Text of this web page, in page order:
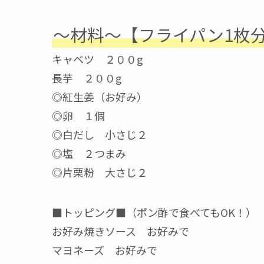
〜材料〜【フライパン1枚
キャベツ ２００g
長芋 ２００g
◎紅生姜（お好み）
◎卵 １個
◎白だし 小さじ２
◎塩 ２つまみ
◎片栗粉 大さじ２
■トッピング■（ポン酢で食べてもOK！）
お好み焼きソース お好みで
マヨネーズ お好みで